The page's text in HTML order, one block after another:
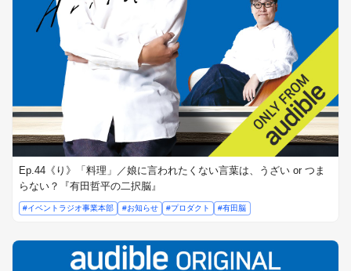
Ep.44《り》「料理」／娘に言われたくない言葉は、うざい or つま
らない？『有田哲平の二択脳』
#イベントラジオ事業本部 #お知らせ #プロダクト #有田脳